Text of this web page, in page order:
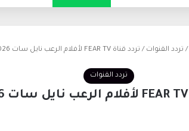
/ تردد القنوات / تردد قناة FEAR TV لأفلام الرعب نايل سات 2026
تردد القنوات